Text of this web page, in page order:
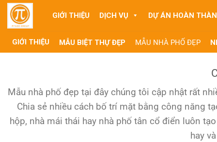
Skip
content
GIỚI THIỆU DỊCH VỤ DỰ ÁN HOÀN
GIỚI THIỆU MẪU BIỆT THỰ ĐẸP MẪU NHÀ PHỐ ĐẸP
Mẫu nhà phố đẹp tại đây chúng tôi cập nhật rất
Chia sẻ nhiều cách bố trí mặt bằng công năng
hộp, nhà mái thái hay nhà phố tân cổ điển luôn
hay